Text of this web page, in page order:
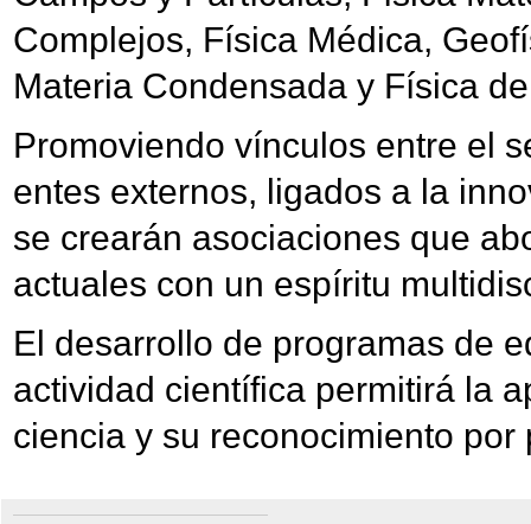
Complejos, Física Médica,
Materia Condensada y Física
Promoviendo vínculos entre el
entes externos, ligados a la
se crearán asociaciones que
actuales con un espíritu
El desarrollo de programas de
actividad científica permitirá la
ciencia y su reconocimiento por